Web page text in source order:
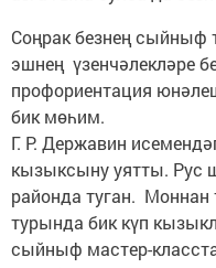
Соңрак безнең сыйныф
эшнең үзенчәлекләре
профориентация
бик мөһим.
Г. Р. Державин
кызыксыну уятты. Рус
районда туган.
турында бик күп
сыйныф мастер-